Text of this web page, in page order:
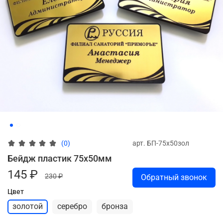
(0) арт. БП-75х50зол
Бейдж пластик 75х50мм
145 ₽
230 ₽
Цвет
золотой серебро бронза
Обратный звонок